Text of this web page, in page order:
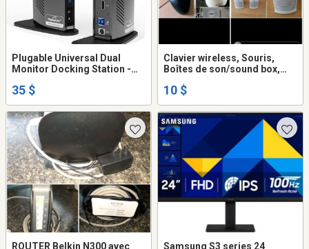
Plugable Universal Dual
Monitor Docking Station -
35 $
Clavier wireless, Souris,
Boîtes de son/sound box,
10 $
ROUTER Belkin N300 avec
Samsung S3 series 24